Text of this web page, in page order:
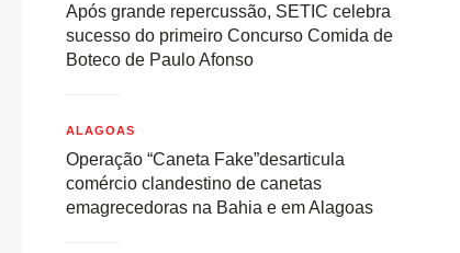
Após grande repercussão, SETIC celebra
sucesso do primeiro Concurso Comida de
Boteco de Paulo Afonso
ALAGOAS
Operação “Caneta Fake”desarticula
comércio clandestino de canetas
emagrecedoras na Bahia e em Alagoas